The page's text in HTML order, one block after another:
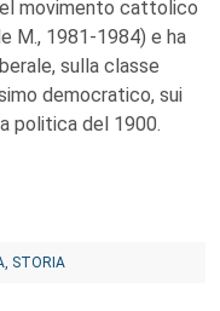
movimento cattolico
M., 1981-1984) e ha
sulla classe
democratico, sui
politica del 1900.
STORIA